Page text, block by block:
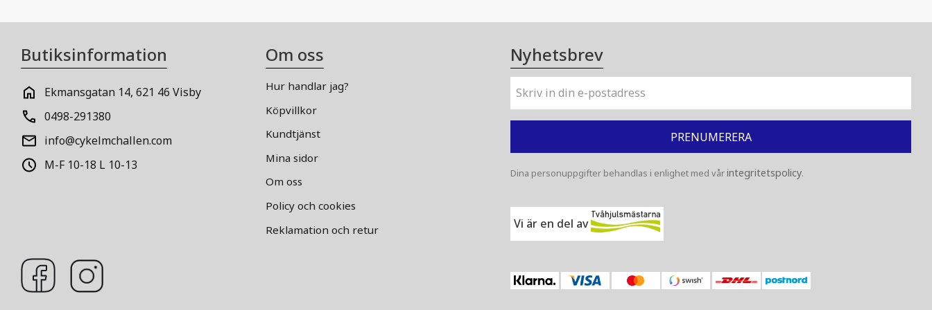
Butiksinformation
Ekmansgatan 14, 621 46 Visby
0498-291380
info@cykelmchallen.com
M-F 10-18 L 10-13
Om oss
Hur handlar jag?
Köpvillkor
Kundtjänst
Mina sidor
Om oss
Policy och cookies
Reklamation och retur
Vi är en del av
Nyhetsbrev
PRENUMERERA
Dina personuppgifter behandlas i enlighet med vårintegritetspolicy.